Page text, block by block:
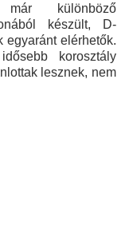
különböző
készült, D-
egyaránt elérhetők.
korosztály
lesznek, nem